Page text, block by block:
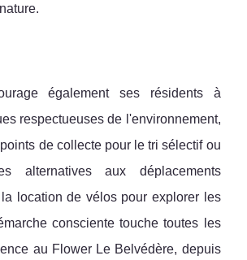
également ses résidents à
respectueuses de l'environnement,
de collecte pour le tri sélectif ou
alternatives aux déplacements
location de vélos pour explorer les
consciente touche toutes les
au Flower Le Belvédère, depuis